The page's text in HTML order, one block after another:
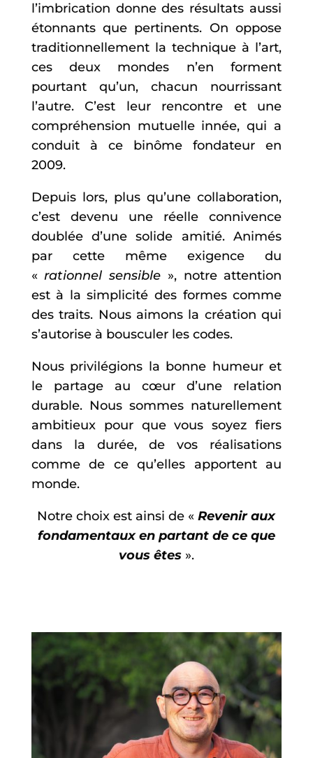
l’imbrication donne des résultats aussi
étonnants que pertinents. On oppose
traditionnellement la technique à l’art,
ces deux mondes n’en forment
pourtant qu’un, chacun nourrissant
l’autre. C’est leur rencontre et une
compréhension mutuelle innée, qui a
conduit à ce binôme fondateur en
2009.
Depuis lors, plus qu’une collaboration,
c’est devenu une réelle connivence
doublée d’une solide amitié. Animés
par cette même exigence du
«rationnel sensible », notre attention
est à la simplicité des formes comme
des traits. Nous aimons la création qui
s’autorise à bousculer les codes.
Nous privilégions la bonne humeur et
le partage au cœur d’une relation
durable. Nous sommes naturellement
ambitieux pour que vous soyez fiers
dans la durée, de vos réalisations
comme de ce qu’elles apportent au
monde.
Notre choix est ainsi de «Revenir aux
fondamentaux en partant de ce que
vous êtes».